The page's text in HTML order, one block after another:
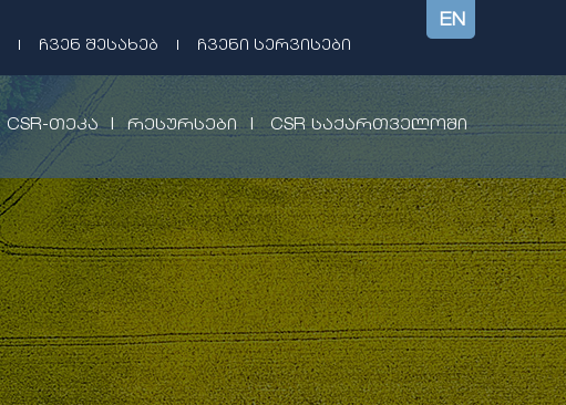
ᲩᲕᲔᲜ ᲨᲔᲡᲐᲮᲔᲑ ᲩᲕᲔᲜᲘ ᲡᲔᲠᲕᲘᲡᲔᲑᲘ
EN
CSR-ᲗᲔᲙᲐ | ᲠᲔᲡᲣᲠᲡᲔᲑᲘ | CSR ᲡᲐᲥᲐᲠᲗᲕᲔᲚᲝᲨᲘ